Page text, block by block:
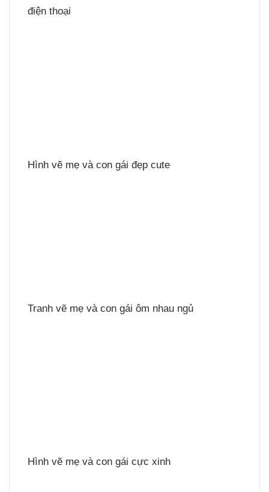
điện thoại
Hình vẽ mẹ và con gái đẹp cute
Tranh vẽ mẹ và con gái ôm nhau ngủ
Hình vẽ mẹ và con gái cực xinh